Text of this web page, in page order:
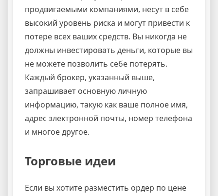
продвигаемыми компаниями, несут в себе
высокий уровень риска и могут привести к
потере всех ваших средств. Вы никогда не
должны инвестировать деньги, которые вы
не можете позволить себе потерять.
Каждый брокер, указанный выше,
запрашивает основную личную
информацию, такую как ваше полное имя,
адрес электронной почты, номер телефона
и многое другое.
Торговые идеи
Если вы хотите разместить ордер по цене